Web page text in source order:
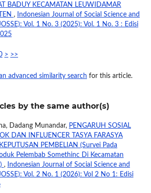
BADUY KECAMATAN LEUWIDAMAR
,
Indonesian Journal of Social Science and
Vol. 1 No. 3 (2025): Vol. 1 No. 3 : Edisi
> >>
advanced similarity search for this article.
by the same author(s)
Dadang Munandar, PENGARUH SOSIAL
DAN INFLUENCER TASYA FARASYA
PEMBELIAN (Survei Pada
Pelembab Somethinc Di Kecamatan
,
Indonesian Journal of Social Science and
Vol. 2 No. 1 (2026): Vol 2 No 1: Edisi